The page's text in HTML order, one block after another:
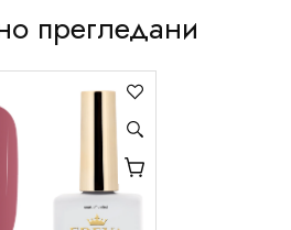
прегледани